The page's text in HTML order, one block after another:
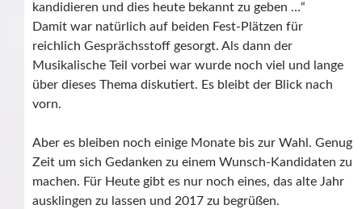
kandidieren und dies heute bekannt zu geben …“
Damit war natürlich auf beiden Fest-Plätzen für
reichlich Gesprächsstoff gesorgt. Als dann der
Musikalische Teil vorbei war wurde noch viel und lange
über dieses Thema diskutiert. Es bleibt der Blick nach
vorn.
Aber es bleiben noch einige Monate bis zur Wahl. Genug
Zeit um sich Gedanken zu einem Wunsch-Kandidaten zu
machen. Für Heute gibt es nur noch eines, das alte Jahr
ausklingen zu lassen und 2017 zu begrüßen.